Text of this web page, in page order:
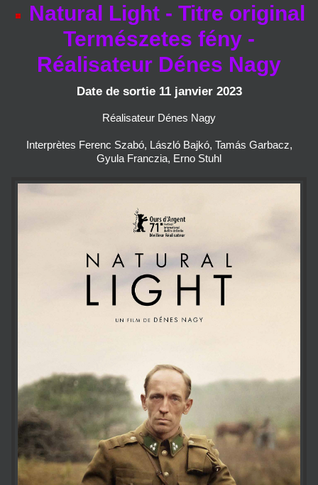
Natural Light - Titre original
Természetes fény -
Réalisateur Dénes Nagy
Date de sortie 11 janvier 2023
Réalisateur Dénes Nagy
Interprètes Ferenc Szabó, László Bajkó, Tamás Garbacz,
Gyula Franczia, Erno Stuhl